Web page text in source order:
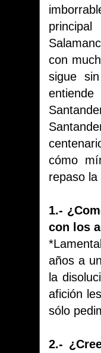
con
sigue
cómo
repaso
1.-
con los
años a
la
afición
sólo
2.-